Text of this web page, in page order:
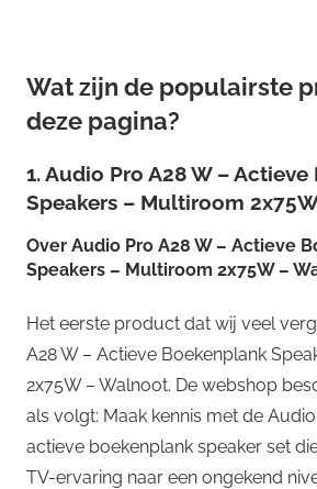
Wat zijn de populairste
deze pagina?
1. Audio Pro A28 W –
Speakers – Multiroom
Over Audio Pro A28 W – Actieve
Speakers – Multiroom 2x75W –
Het eerste product dat wij veel
A28 W – Actieve Boekenplank
2x75W – Walnoot. De webshop
als volgt: Maak kennis met de
actieve boekenplank speaker set
TV-ervaring naar een ongekend